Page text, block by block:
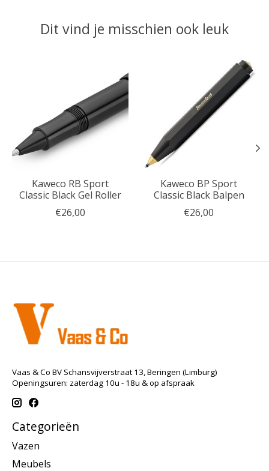
Dit vind je misschien ook leuk
Kaweco RB Sport
Classic Black Gel Roller
€26,00
Kaweco BP Sport
Classic Black Balpen
€26,00
Vaas & Co BV Schansvijverstraat 13, Beringen (Limburg)
Openingsuren: zaterdag 10u - 18u & op afspraak
Categorieën
Vazen
Meubels